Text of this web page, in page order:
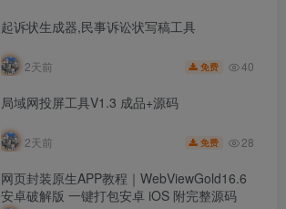
起诉状生成器,民事诉讼状写稿工具
2天前 免费 40
局域网投屏工具V1.3 成品+源码
2天前 免费 28
网页封装原生APP教程｜WebViewGold16.6
安卓破解版 一键打包安卓 iOS 附完整源码